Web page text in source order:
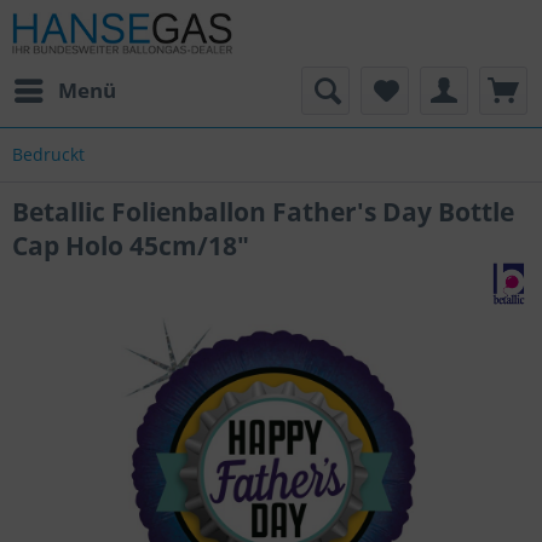
Menü
Bedruckt
Betallic Folienballon Father's Day Bottle
Cap Holo 45cm/18"